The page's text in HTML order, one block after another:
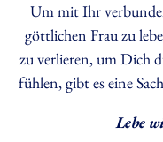
Um mit Ihr
göttlichen Frau zu
zu verlieren, um Dich
fühlen, gibt es eine
Lebe